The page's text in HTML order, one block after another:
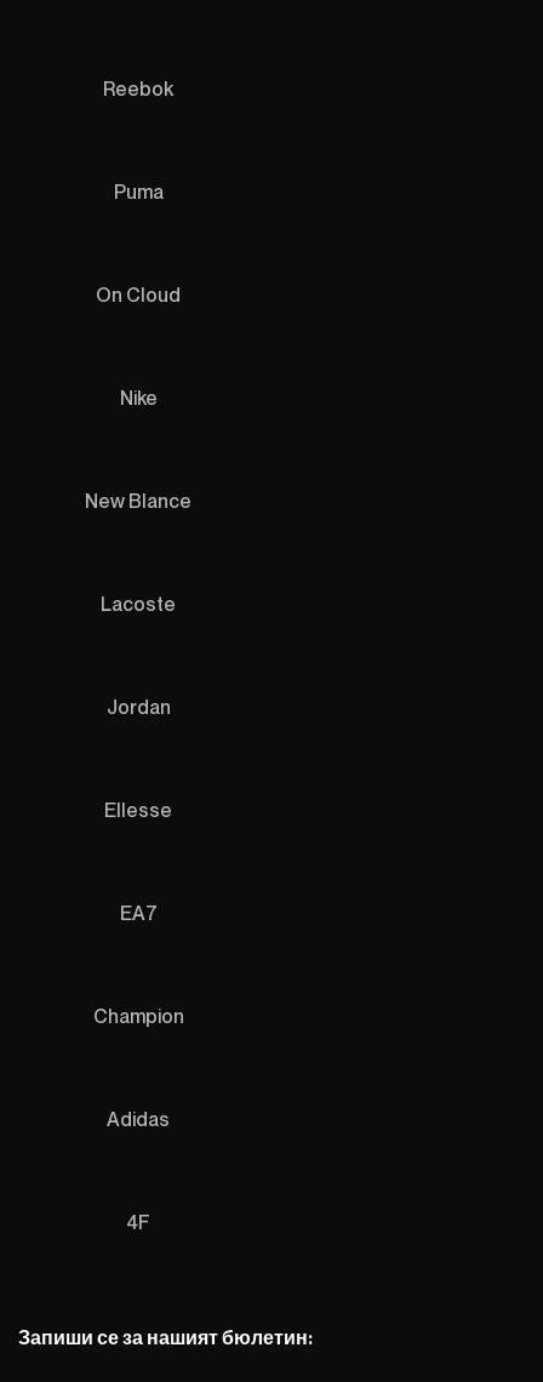
Reebok
Puma
On Cloud
Nike
New Blance
Lacoste
Jordan
Ellesse
EA7
Champion
Adidas
4F
Запиши се за нашият бюлетин: